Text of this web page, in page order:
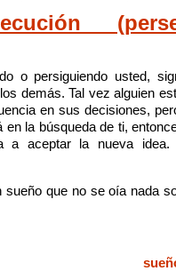
o persiguiendo usted,
demás. Tal vez alguien
en sus decisiones,
enla búsqueda de ti,
a aceptar la nueva idea.
sueño queno se oía nada